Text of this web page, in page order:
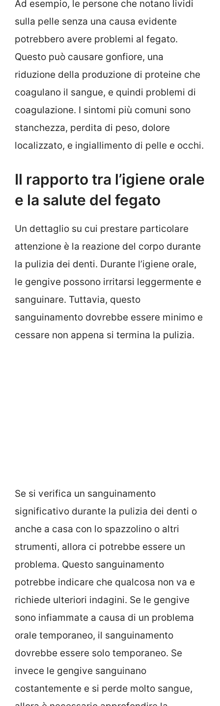
Ad esempio, le persone che notano lividi
sulla pelle senza una causa evidente
potrebbero avere problemi al fegato.
Questo può causare gonfiore, una
riduzione della produzione di proteine che
coagulano il sangue, e quindi problemi di
coagulazione. I sintomi più comuni sono
stanchezza, perdita di peso, dolore
localizzato, e ingiallimento di pelle e occhi.
Il rapporto tra l’igiene orale
e la salute del fegato
Un dettaglio su cui prestare particolare
attenzione è la reazione del corpo durante
la pulizia dei denti. Durante l’igiene orale,
le gengive possono irritarsi leggermente e
sanguinare. Tuttavia, questo
sanguinamento dovrebbe essere minimo e
cessare non appena si termina la pulizia.
Se si verifica un sanguinamento
significativo durante la pulizia dei denti o
anche a casa con lo spazzolino o altri
strumenti, allora ci potrebbe essere un
problema. Questo sanguinamento
potrebbe indicare che qualcosa non va e
richiede ulteriori indagini. Se le gengive
sono infiammate a causa di un problema
orale temporaneo, il sanguinamento
dovrebbe essere solo temporaneo. Se
invece le gengive sanguinano
costantemente e si perde molto sangue,